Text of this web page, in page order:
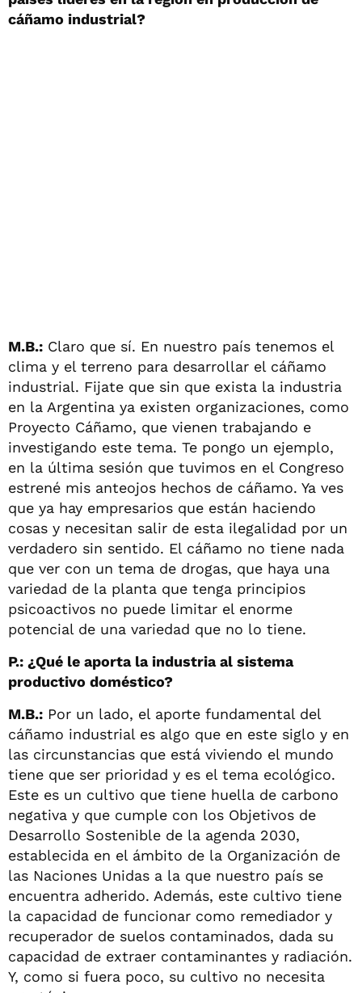
cáñamo industrial?
M.B.: Claro que sí. En nuestro país tenemos el
clima y el terreno para desarrollar el cáñamo
industrial. Fijate que sin que exista la industria
en la Argentina ya existen organizaciones, como
Proyecto Cáñamo, que vienen trabajando e
investigando este tema. Te pongo un ejemplo,
en la última sesión que tuvimos en el Congreso
estrené mis anteojos hechos de cáñamo. Ya ves
que ya hay empresarios que están haciendo
cosas y necesitan salir de esta ilegalidad por un
verdadero sin sentido. El cáñamo no tiene nada
que ver con un tema de drogas, que haya una
variedad de la planta que tenga principios
psicoactivos no puede limitar el enorme
potencial de una variedad que no lo tiene.
P.: ¿Qué le aporta la industria al sistema
productivo doméstico?
M.B.: Por un lado, el aporte fundamental del
cáñamo industrial es algo que en este siglo y en
las circunstancias que está viviendo el mundo
tiene que ser prioridad y es el tema ecológico.
Este es un cultivo que tiene huella de carbono
negativa y que cumple con los Objetivos de
Desarrollo Sostenible de la agenda 2030,
establecida en el ámbito de la Organización de
las Naciones Unidas a la que nuestro país se
encuentra adherido. Además, este cultivo tiene
la capacidad de funcionar como remediador y
recuperador de suelos contaminados, dada su
capacidad de extraer contaminantes y radiación.
Y, como si fuera poco, su cultivo no necesita